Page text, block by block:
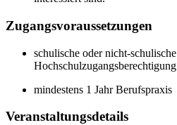
Zugangsvoraussetzungen
schulische oder nicht-schulische
Hochschulzugangsberechtigung
mindestens 1 Jahr Berufspraxis
Veranstaltungsdetails